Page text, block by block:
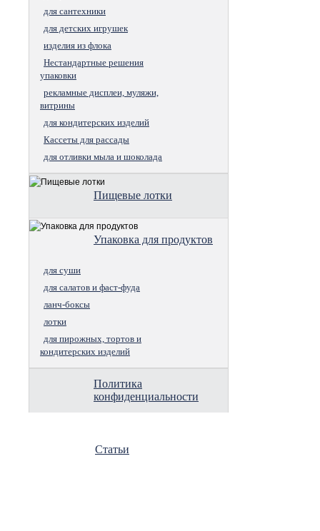
для сантехники
для детских игрушек
изделия из флока
Нестандартные решения
упаковки
рекламные дисплеи, муляжи,
витрины
для кондитерских изделий
Кассеты для рассады
для отливки мыла и шоколада
Пищевые лотки
Упаковка для продуктов
для суши
для салатов и фаст-фуда
ланч-боксы
лотки
для пирожных, тортов и
кондитерских изделий
Политика
конфиденциальности
Статьи